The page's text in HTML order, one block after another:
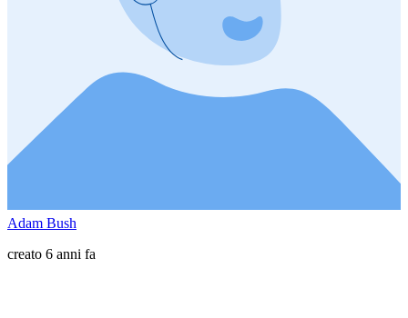
Adam Bush
creato 6 anni fa